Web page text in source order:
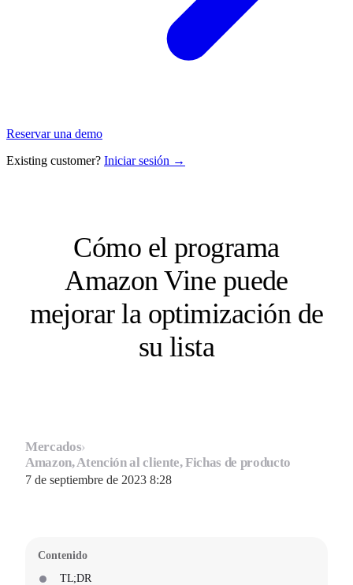
Reservar una demo
Existing customer? Iniciar sesión →
Cómo el programa
Amazon Vine puede
mejorar la optimización de
su lista
Mercados›
Amazon, Atención al cliente, Fichas de producto
7 de septiembre de 2023 8:28
Contenido
TL;DR